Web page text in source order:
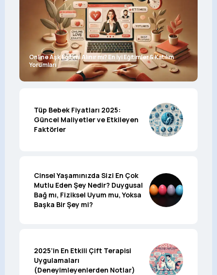
Online Aşk Eğitimi Alınır mı? En İyi Eğitimler & Katılım
Yorumları
Tüp Bebek Fiyatları 2025:
Güncel Maliyetler ve Etkileyen
Faktörler
Cinsel Yaşamınızda Sizi En Çok
Mutlu Eden Şey Nedir? Duygusal
Bağ mı, Fiziksel Uyum mu, Yoksa
Başka Bir Şey mi?
2025’in En Etkili Çift Terapisi
Uygulamaları
(Deneyimleyenlerden Notlar)